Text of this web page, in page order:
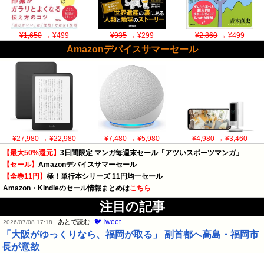
¥1,650→ ¥499 ¥935→ ¥299 ¥2,860→ ¥499
Amazonデバイスサマーセール
¥27,980→ ¥22,980 ¥7,480→ ¥5,980 ¥4,980→ ¥3,460
【最大50%還元】 3日間限定 マンガ毎週末セール「アツいスポーツマンガ」
【セール】 Amazonデバイスサマーセール
【全巻11円】 極！単行本シリーズ 11円均一セール
Amazon・Kindleのセール情報まとめはこちら
注目の記事
2026/07/08 17:18 あとで読む 🐦Tweet
「大阪がゆっくりなら、福岡が取る」 副首都へ高島・福岡市
長が意欲